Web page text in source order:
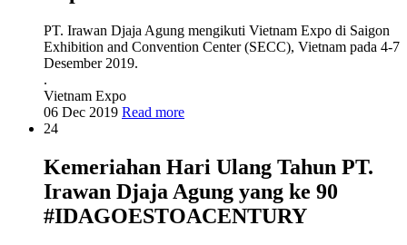
PT. Irawan Djaja Agung mengikuti Vietnam Expo di Saigon
Exhibition and Convention Center (SECC), Vietnam pada 4-7
Desember 2019.
.
Vietnam Expo
06 Dec 2019 Read more
24
Kemeriahan Hari Ulang Tahun PT.
Irawan Djaja Agung yang ke 90
#IDAGOESTOACENTURY